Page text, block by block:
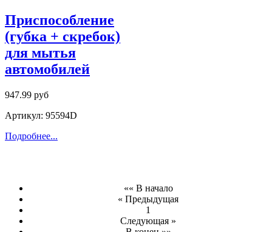
Приспособление
(губка + скребок)
для мытья
автомобилей
947.99 руб
Артикул: 95594D
Подробнее...
«« В начало
« Предыдущая
1
Следующая »